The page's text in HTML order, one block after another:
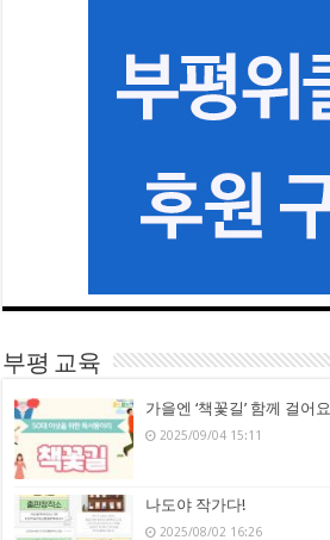
부평 교육
가을엔 ‘책꽃길’ 함께 걸어요
2025/09/04 15:11
나도야 작가다!
2025/08/02 16:26